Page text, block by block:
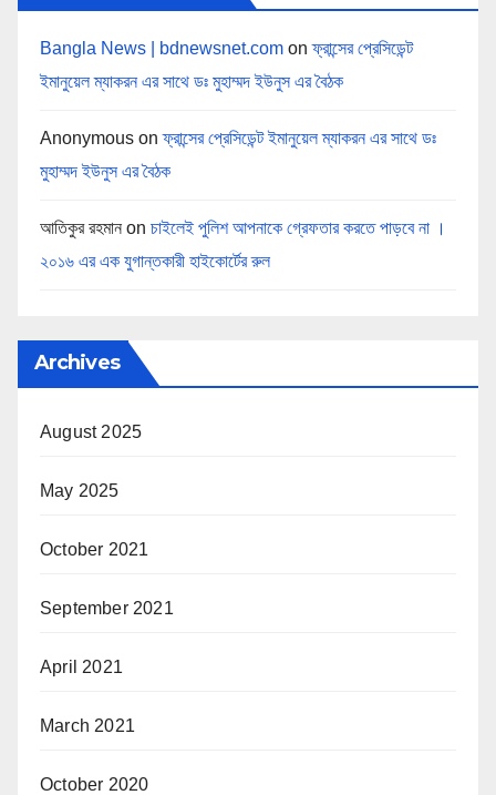
Bangla News | bdnewsnet.com onফ্রান্সের প্রেসিডেন্ট
ইমানুয়েল ম্যাকরন এর সাথে ডঃ মুহাম্মদ ইউনুস এর বৈঠক
Anonymous onফ্রান্সের প্রেসিডেন্ট ইমানুয়েল ম্যাকরন এর সাথে ডঃ
মুহাম্মদ ইউনুস এর বৈঠক
আতিকুর রহমান on চাইলেই পুলিশ আপনাকে গ্রেফতার করতে পাড়বে না ।
২০১৬ এর এক যুগান্তকারী হাইকোর্টের রুল
Archives
August 2025
May 2025
October 2021
September 2021
April 2021
March 2021
October 2020